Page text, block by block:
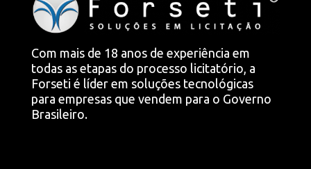
Com mais de 18 anos de experiência em
todas as etapas do processo licitatório, a
Forseti é líder em soluções tecnológicas
para empresas que vendem para o Governo
Brasileiro.